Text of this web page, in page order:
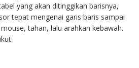
yang akan ditinggikan barisnya,
tepat mengenai garis baris sampai
tahan, lalu arahkan kebawah.